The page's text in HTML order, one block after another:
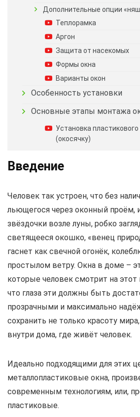
Дополнительные опции
Теплорамка
Аргон
Защита от насекомых
Формы окна
Варианты окон
Особенность установки
Основные этапы монтажа
Установка
(окосячку)
Введение
Человек так устроен, что без
льющегося через оконный проём,
звёздочки возле луны, робко
светящееся окошко, «венец
гаснет как свечной огонёк,
простылом ветру. Окна в доме –
которые человек смотрит на этот
что глаза эти должны быть
прозрачными и максимально
сохранить не только красоту
внутри дома, где живёт человек.
Идеально подходящими для этих
металлопластиковые окна,
современным технологиям, или,
пластиковые.